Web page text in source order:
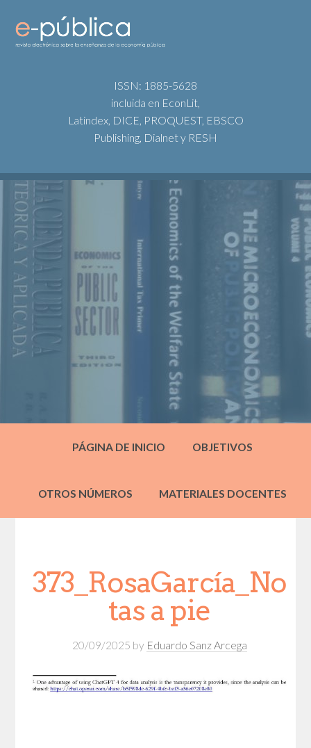
ISSN: 1885-5628
incluida en EconLit,
Latindex, DICE, PROQUEST, EBSCO
Publishing, Dialnet y RESH
PÁGINA DE INICIO OBJETIVOS
OTROS NÚMEROS MATERIALES DOCENTES
373_RosaGarcía_No
tas a pie
20/09/2025 by Eduardo Sanz Arcega